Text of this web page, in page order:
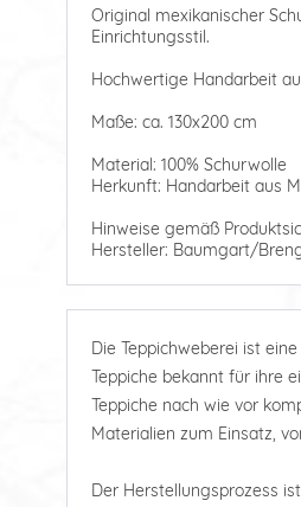
Original mexikanischer
Einrichtungsstil.
Hochwertige Handarbeit
Maße: ca. 130x200 cm
Material: 100% Schurwolle
Herkunft: Handarbeit aus
Hinweise gemäß
Hersteller: Baumgart/
Die Teppichweberei ist
Teppiche bekannt für ihre
Teppiche nach wie vor
Materialien zum Einsatz,
Der Herstellungsprozess